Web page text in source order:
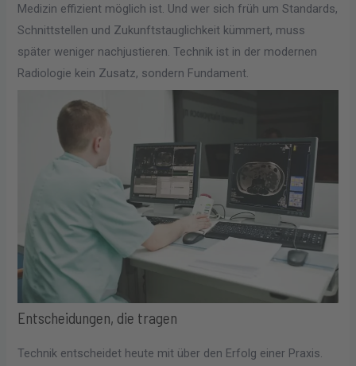
Medizin effizient möglich ist. Und wer sich früh um Standards,
Schnittstellen und Zukunftstauglichkeit kümmert, muss
später weniger nachjustieren. Technik ist in der modernen
Radiologie kein Zusatz, sondern Fundament.
Entscheidungen, die tragen
Technik entscheidet heute mit über den Erfolg einer Praxis.